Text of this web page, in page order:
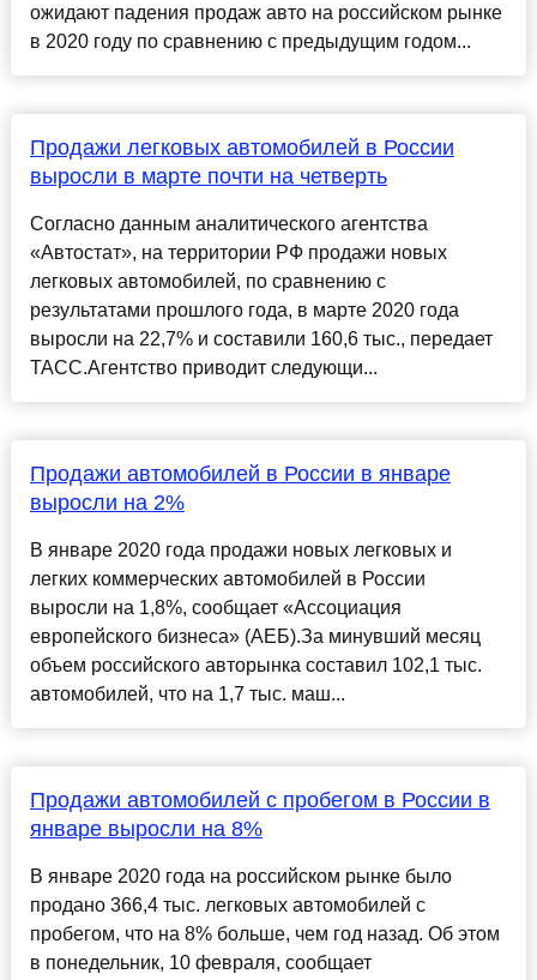
ожидают падения продаж авто на российском рынке
в 2020 году по сравнению с предыдущим годом...
Продажи легковых автомобилей в России
выросли в марте почти на четверть
Согласно данным аналитического агентства
«Автостат», на территории РФ продажи новых
легковых автомобилей, по сравнению с
результатами прошлого года, в марте 2020 года
выросли на 22,7% и составили 160,6 тыс., передает
ТАСС.Агентство приводит следующи...
Продажи автомобилей в России в январе
выросли на 2%
В январе 2020 года продажи новых легковых и
легких коммерческих автомобилей в России
выросли на 1,8%, сообщает «Ассоциация
европейского бизнеса» (АЕБ).За минувший месяц
объем российского авторынка составил 102,1 тыс.
автомобилей, что на 1,7 тыс. маш...
Продажи автомобилей с пробегом в России в
январе выросли на 8%
В январе 2020 года на российском рынке было
продано 366,4 тыс. легковых автомобилей с
пробегом, что на 8% больше, чем год назад. Об этом
в понедельник, 10 февраля, сообщает